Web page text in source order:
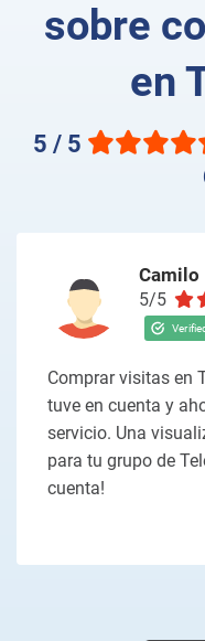
sobre
en
5 / 5
Camilo
5/5
Comprar visitas en
tuve en cuenta y
servicio. Una
para tu grupo de
cuenta!